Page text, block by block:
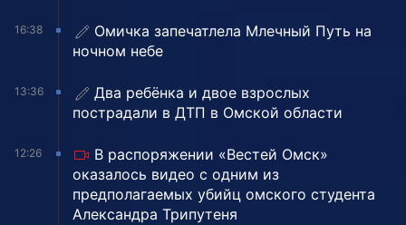
16:38
Омичка запечатлела Млечный Путь на
ночном небе
13:36
Два ребёнка и двое взрослых
пострадали в ДТП в Омской области
12:26
В распоряжении «Вестей Омск»
оказалось видео с одним из
предполагаемых убийц омского студента
Александра Трипутеня